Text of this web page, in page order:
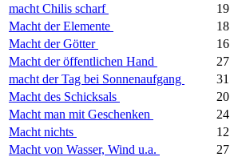
macht Chilis scharf
19
Macht der Elemente
18
Macht der Götter
16
Macht der öffentlichen Hand
27
macht der Tag bei Sonnenaufgang
31
Macht des Schicksals
20
Macht man mit Geschenken
24
Macht nichts
12
Macht von Wasser, Wind u.a.
27